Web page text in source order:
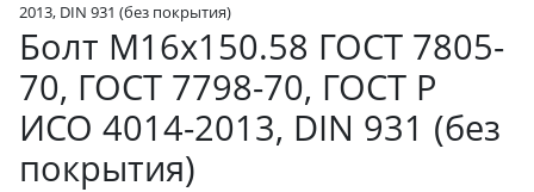
2013, DIN 931 (без покрытия)
Болт М16х150.58 ГОСТ 7805-
70, ГОСТ 7798-70, ГОСТ Р
ИСО 4014-2013, DIN 931 (без
покрытия)